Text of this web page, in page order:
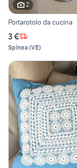
2
Portarotolo da cucina
3 €
Spinea (VE)